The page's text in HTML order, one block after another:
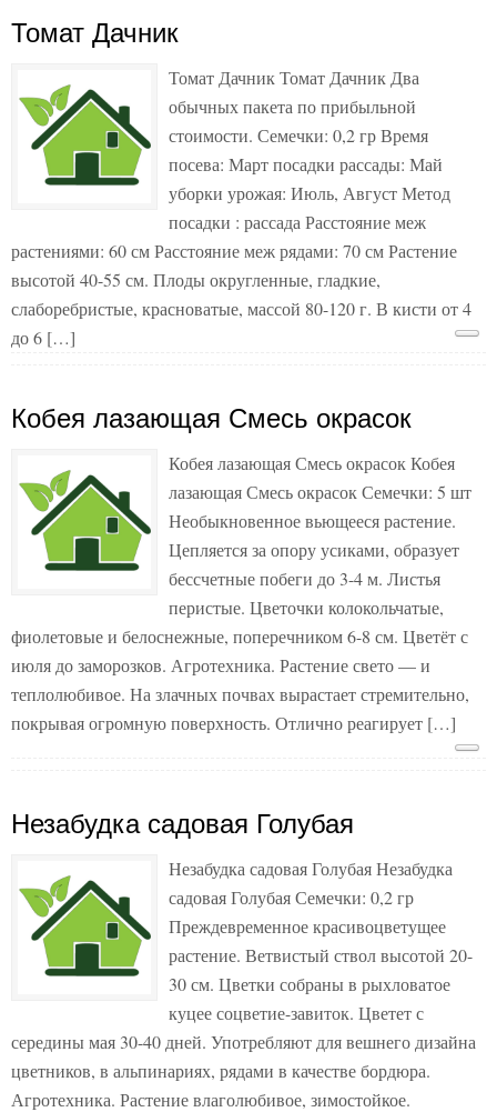
Томат Дачник
Томат Дачник Томат Дачник Два
обычных пакета по прибыльной
стоимости. Семечки: 0,2 гр Время
посева: Март посадки рассады: Май
уборки урожая: Июль, Август Метод
посадки : рассада Расстояние меж
растениями: 60 см Расстояние меж рядами: 70 см Растение
высотой 40-55 см. Плоды округленные, гладкие,
слаборебристые, красноватые, массой 80-120 г. В кисти от 4
до 6 […]
Кобея лазающая Смесь окрасок
Кобея лазающая Смесь окрасок Кобея
лазающая Смесь окрасок Семечки: 5 шт
Необыкновенное вьющееся растение.
Цепляется за опору усиками, образует
бессчетные побеги до 3-4 м. Листья
перистые. Цветочки колокольчатые,
фиолетовые и белоснежные, поперечником 6-8 см. Цветёт с
июля до заморозков. Агротехника. Растение свето — и
теплолюбивое. На злачных почвах вырастает стремительно,
покрывая огромную поверхность. Отлично реагирует […]
Незабудка садовая Голубая
Незабудка садовая Голубая Незабудка
садовая Голубая Семечки: 0,2 гр
Преждевременное красивоцветущее
растение. Ветвистый ствол высотой 20-
30 см. Цветки собраны в рыхловатое
куцее соцветие-завиток. Цветет с
середины мая 30-40 дней. Употребляют для вешнего дизайна
цветников, в альпинариях, рядами в качестве бордюра.
Агротехника. Растение влаголюбивое, зимостойкое.